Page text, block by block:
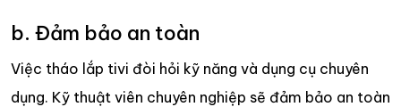
b. Đảm bảo an toàn
Việc tháo lắp tivi đòi hỏi kỹ năng và dụng cụ chuyên
dụng. Kỹ thuật viên chuyên nghiệp sẽ đảm bảo an toàn